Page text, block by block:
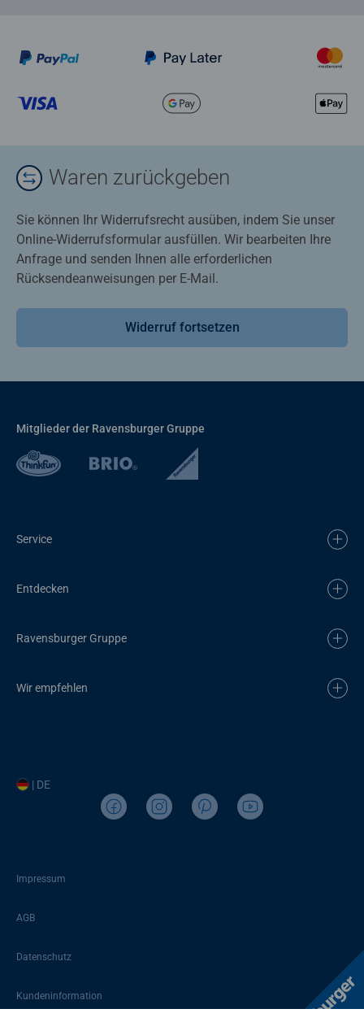
Waren zurückgeben
Sie können Ihr Widerrufsrecht ausüben, indem Sie unser
Online-Widerrufsformular ausfüllen. Wir bearbeiten Ihre
Anfrage und senden Ihnen alle erforderlichen
Rücksendeanweisungen per E-Mail.
Widerruf fortsetzen
Mitglieder der Ravensburger Gruppe
Service
Entdecken
Ravensburger Gruppe
Wir empfehlen
| DE
Impressum
AGB
Datenschutz
Kundeninformation